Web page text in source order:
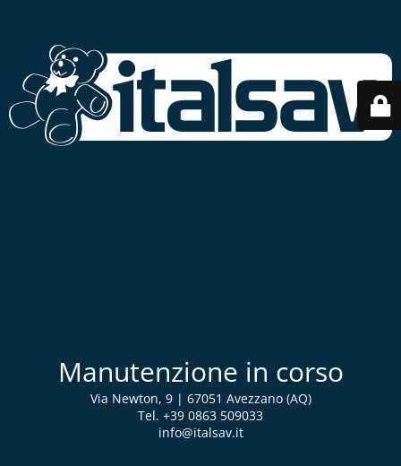
Manutenzione in corso
Via Newton, 9 | 67051 Avezzano (AQ)
Tel. +39 0863 509033
info@italsav.it